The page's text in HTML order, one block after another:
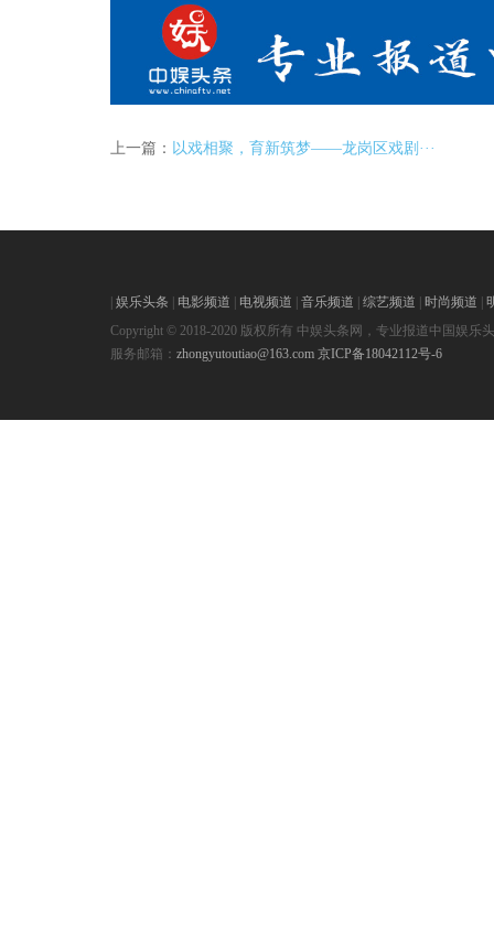
上一篇： 以戏相聚，育新筑梦——龙岗区戏剧···
娱乐头条 电影频道 电视频道 音乐频道 综艺频道 时尚频道
Copyright © 2018-2020 版权所有 中娱头条网，专业报道中国娱乐
服务邮箱： zhongyutoutiao@163.com 京ICP备18042112号-6